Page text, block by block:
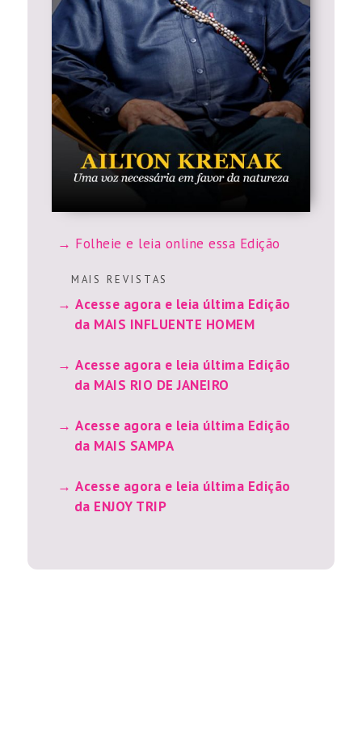
Folheie e leia online essa Edição
M A I S R E V I S T A S
Acesse agora e leia última Edição
da MAIS INFLUENTE HOMEM
Acesse agora e leia última Edição
da MAIS RIO DE JANEIRO
Acesse agora e leia última Edição
da MAIS SAMPA
Acesse agora e leia última Edição
da ENJOY TRIP